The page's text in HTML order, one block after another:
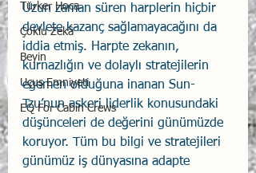
Türker Hoca
Çoklu Zekâ
Beyin
Uçuş Emniyeti
EQ For Cabin Crews
Uzun zaman süren harplerin hiçbir
devlete kazanç sağlamayacağını da
iddia etmiş. Harpte zekanın,
kurnazlığın ve dolaylı stratejilerin
egemen olduğuna inanan Sun-
Tzu’nun askeri liderlik konusundaki
düşünceleri de değerini günümüzde
koruyor. Tüm bu bilgi ve stratejileri
günümüz iş dünyasına adapte